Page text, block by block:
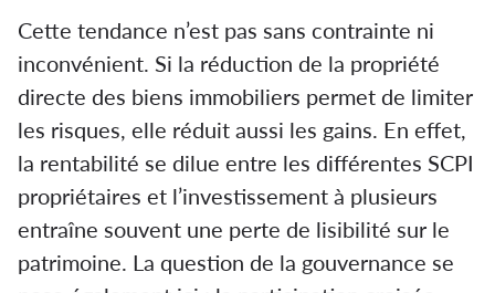
Cette tendance n’est pas sans contrainte ni
inconvénient. Si la réduction de la propriété
directe des biens immobiliers permet de limiter
les risques, elle réduit aussi les gains. En effet,
la rentabilité se dilue entre les différentes SCPI
propriétaires et l’investissement à plusieurs
entraîne souvent une perte de lisibilité sur le
patrimoine. La question de la gouvernance se